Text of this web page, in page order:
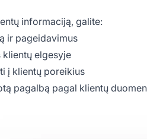
informaciją, galite:
ir pageidavimus
klientų elgesyje
į klientų poreikius
pagalbą pagal klientų